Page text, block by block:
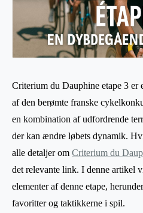
Criterium du Dauphine etape 3 er
af den berømte franske
en kombination af udfordrende
der kan ændre løbets dynamik.
alle detaljer om Criterium du
det relevante link. I denne artikel
elementer af denne etape,
favoritter og taktikkerne i spil.